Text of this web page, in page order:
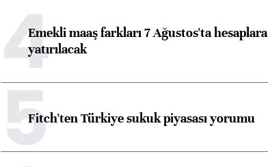
4Emekli maaş farkları 7 Ağustos'ta hesaplara
yatırılacak
5Fitch'ten Türkiye sukuk piyasası yorumu